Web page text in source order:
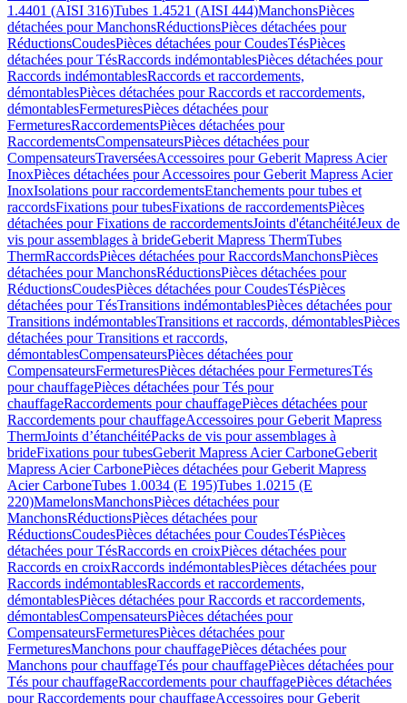
1.4401 (AISI 316)Tubes 1.4521 (AISI 444)ManchonsPièces
détachées pour ManchonsRéductionsPièces détachées pour
RéductionsCoudesPièces détachées pour CoudesTésPièces
détachées pour TésRaccords indémontablesPièces détachées pour
Raccords indémontablesRaccords et raccordements,
démontablesPièces détachées pour Raccords et raccordements,
démontablesFermeturesPièces détachées pour
FermeturesRaccordementsPièces détachées pour
RaccordementsCompensateursPièces détachées pour
CompensateursTraverséesAccessoires pour Geberit Mapress Acier
InoxPièces détachées pour Accessoires pour Geberit Mapress Acier
InoxIsolations pour raccordementsEtanchements pour tubes et
raccordsFixations pour tubesFixations de raccordementsPièces
détachées pour Fixations de raccordementsJoints d'étanchéitéJeux de
vis pour assemblages à brideGeberit Mapress ThermTubes
ThermRaccordsPièces détachées pour RaccordsManchonsPièces
détachées pour ManchonsRéductionsPièces détachées pour
RéductionsCoudesPièces détachées pour CoudesTésPièces
détachées pour TésTransitions indémontablesPièces détachées pour
Transitions indémontablesTransitions et raccords, démontablesPièces
détachées pour Transitions et raccords,
démontablesCompensateursPièces détachées pour
CompensateursFermeturesPièces détachées pour FermeturesTés
pour chauffagePièces détachées pour Tés pour
chauffageRaccordements pour chauffagePièces détachées pour
Raccordements pour chauffageAccessoires pour Geberit Mapress
ThermJoints d’étanchéitéPacks de vis pour assemblages à
brideFixations pour tubesGeberit Mapress Acier CarboneGeberit
Mapress Acier CarbonePièces détachées pour Geberit Mapress
Acier CarboneTubes 1.0034 (E 195)Tubes 1.0215 (E
220)MamelonsManchonsPièces détachées pour
ManchonsRéductionsPièces détachées pour
RéductionsCoudesPièces détachées pour CoudesTésPièces
détachées pour TésRaccords en croixPièces détachées pour
Raccords en croixRaccords indémontablesPièces détachées pour
Raccords indémontablesRaccords et raccordements,
démontablesPièces détachées pour Raccords et raccordements,
démontablesCompensateursPièces détachées pour
CompensateursFermeturesPièces détachées pour
FermeturesManchons pour chauffagePièces détachées pour
Manchons pour chauffageTés pour chauffagePièces détachées pour
Tés pour chauffageRaccordements pour chauffagePièces détachées
pour Raccordements pour chauffageAccessoires pour Geberit